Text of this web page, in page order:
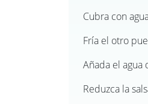
Cubra con
Fría el otro
Añada el agua
Reduzca la